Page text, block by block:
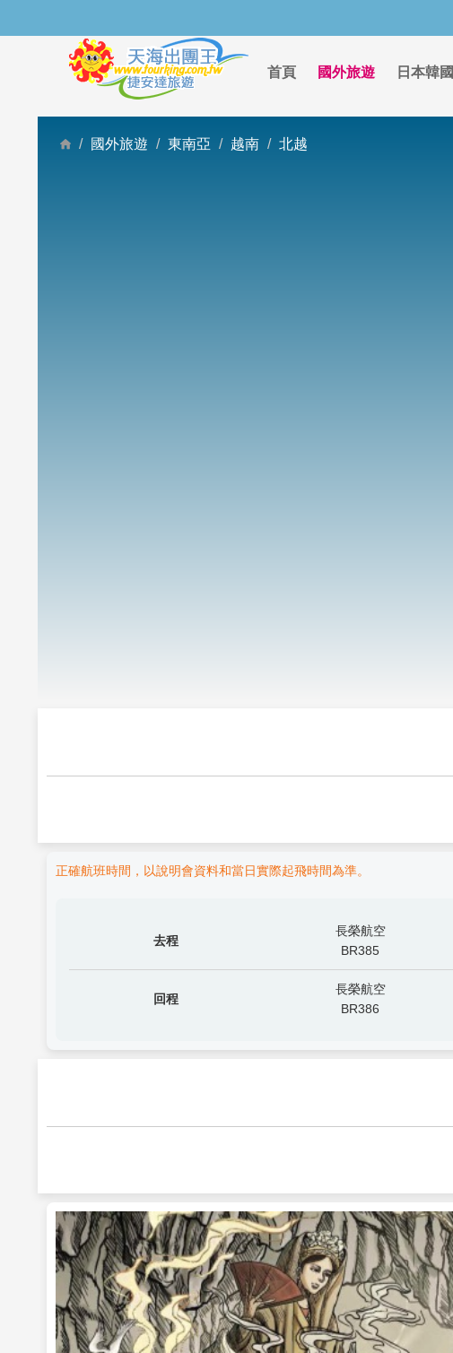
首頁 國外旅遊 日本韓國
國外旅遊 東南亞 越南 北越
正確航班時間，以說明會資料和當日實際起飛時間為準。
去程
長榮航空
BR385
回程
長榮航空
BR386